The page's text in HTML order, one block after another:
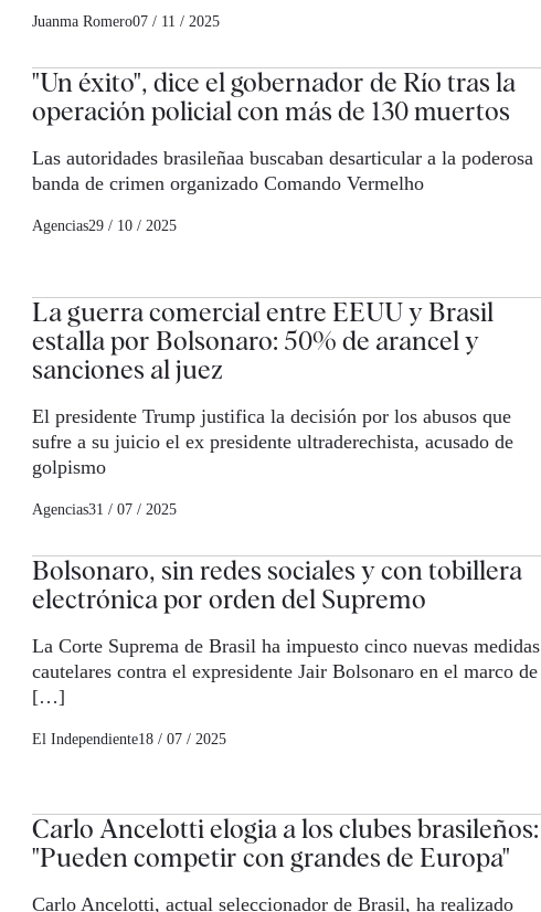
Juanma Romero07 / 11 / 2025
"Un éxito", dice el gobernador de Río tras la
operación policial con más de 130 muertos
Las autoridades brasileñaa buscaban desarticular a la poderosa
banda de crimen organizado Comando Vermelho
Agencias29 / 10 / 2025
La guerra comercial entre EEUU y Brasil
estalla por Bolsonaro: 50% de arancel y
sanciones al juez
El presidente Trump justifica la decisión por los abusos que
sufre a su juicio el ex presidente ultraderechista, acusado de
golpismo
Agencias31 / 07 / 2025
Bolsonaro, sin redes sociales y con tobillera
electrónica por orden del Supremo
La Corte Suprema de Brasil ha impuesto cinco nuevas medidas
cautelares contra el expresidente Jair Bolsonaro en el marco de
[…]
El Independiente18 / 07 / 2025
Carlo Ancelotti elogia a los clubes brasileños:
"Pueden competir con grandes de Europa"
Carlo Ancelotti, actual seleccionador de Brasil, ha realizado